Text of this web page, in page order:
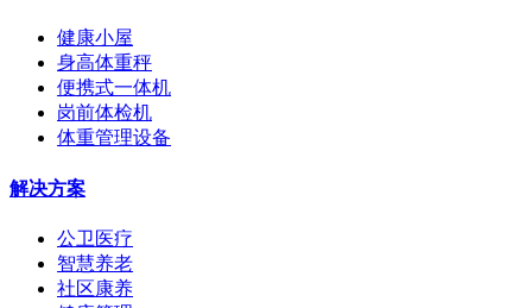
健康小屋
身高体重秤
便携式一体机
岗前体检机
体重管理设备
解决方案
公卫医疗
智慧养老
社区康养